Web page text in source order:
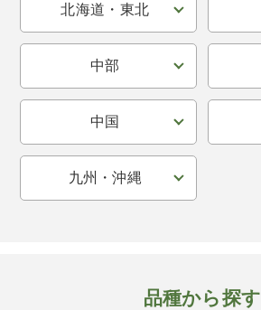
北海道・東北
中部
中国
九州・沖縄
品種から探す